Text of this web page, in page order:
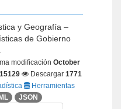
y Geografía –
de Gobierno
modificación October
Descargar 1771
Herramientas
JSON